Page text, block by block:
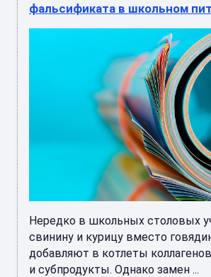
фальсификата в школьном
Нередко в школьных столовых
свинину и курицу вместо
добавляют в котлеты
и субпродукты. Однако замен ...